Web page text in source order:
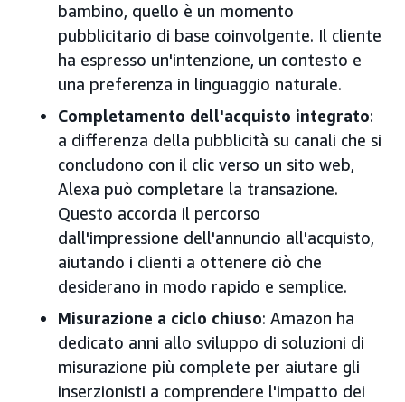
bambino, quello è un momento
pubblicitario di base coinvolgente. Il cliente
ha espresso un'intenzione, un contesto e
una preferenza in linguaggio naturale.
Completamento dell'acquisto integrato:
a differenza della pubblicità su canali che si
concludono con il clic verso un sito web,
Alexa può completare la transazione.
Questo accorcia il percorso
dall'impressione dell'annuncio all'acquisto,
aiutando i clienti a ottenere ciò che
desiderano in modo rapido e semplice.
Misurazione a ciclo chiuso: Amazon ha
dedicato anni allo sviluppo di soluzioni di
misurazione più complete per aiutare gli
inserzionisti a comprendere l'impatto dei